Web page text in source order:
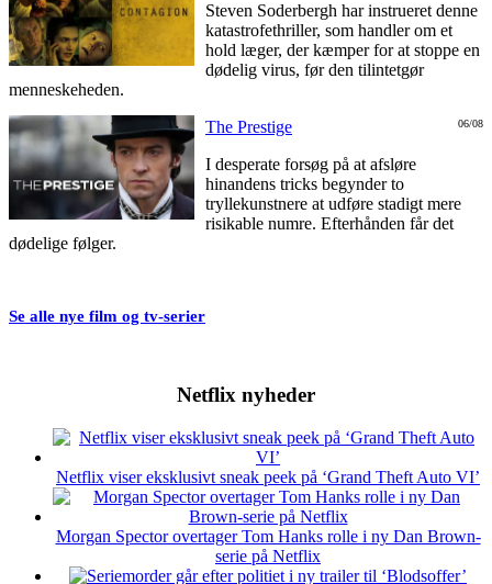
Steven Soderbergh har instrueret denne
katastrofethriller, som handler om et
hold læger, der kæmper for at stoppe en
dødelig virus, før den tilintetgør
menneskeheden.
06/08
The Prestige
I desperate forsøg på at afsløre
hinandens tricks begynder to
tryllekunstnere at udføre stadigt mere
risikable numre. Efterhånden får det
dødelige følger.
Se alle nye film og tv-serier
Netflix nyheder
Netflix viser eksklusivt sneak peek på ‘Grand Theft Auto VI’
Morgan Spector overtager Tom Hanks rolle i ny Dan Brown-
serie på Netflix